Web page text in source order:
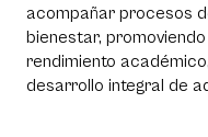
acompañar procesos
bienestar,
rendimiento
desarrollo integral de